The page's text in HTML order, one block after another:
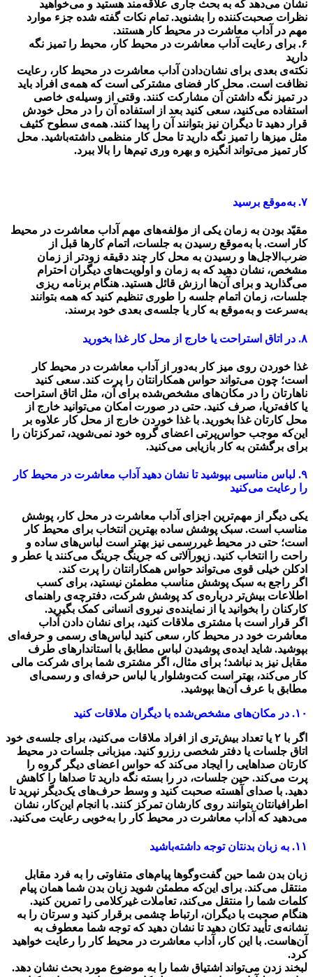
نشان می‌دهد که به بحث جاری علاقه‌مند هستید و می‌خواهید
نظرات صحبت‌کننده را بشنوید. تمام نکات گفته شده جزء موارد
مهم در آداب معاشرت در محیط کار هستند.
۶. برای رعایت آداب معاشرت در محیط کار، محیط را تمیز نگه
دارید
نکته‌ی بعدی برای نشان‌دادن آداب معاشرت در محیط کار، رعایت
نظافت است. محل کار فضای مشترکی است که همه‌ی افراد باید
در تمیز نگه ‌داشتن آن مشارکت کنند. وقتی از وسیله‌ی خاصی
استفاده می‌کنید، سعی کنید بعد از استفاده آن را در محل خودش
قرار دهید تا دیگران نیز بتوانند آن را پیدا کنند. همه‌ی سطوح کثیف
مثل میزها را تمیز نگه دارید تا محل کار منظمی داشته‌باشید. محل
کار تمیز می‌تواند انگیزه و بهره وری تیم‌ها را بالا ببرد.
۷. به‌موقع برسید
مقیّد ‌بودن به زمان یکی از مؤلفه‌های مهم آداب معاشرت در محیط
کار است. با به‌موقع ‌رسیدن به جلسات، اتمام کارها قبل از
ضرب‌الاجل‌ها و رسیدن به محل کار چند دقیقه زودتر از زمان
مشخص، نشان دهید که به زمان و اولویت‌های دیگران احترام
می‌گذارید و برای آن‌ها ارزش قائل هستید. هنگام برنامه ریزی
جلسات، زمان اتمام جلسه را طوری تنظیم کنید که همه بتوانند
به‌سرعت و به‌موقع به کار یا جلسه‌ی بعدی خود برسند.
۸. در اتاق استراحت یا خارج از محل کار غذا بخورید
غذا ‌خوردن روی میز کار به‌دور از آداب معاشرت در محیط کار
است؛ چون می‌تواند حواس همکارانتان را پرت کند. سعی کنید
ناهارتان را در مکان‌های مشخص‌شده برای آن، مثل اتاق استراحت
یا کافه‌تریا، صرف کنید. حتی در صورت امکان می‌توانید خارج از
محل کارتان غذا بخورید. با غذا‌ خوردن خارج از محل کار علاوه بر
این‌که موجب حواس‌پرتی اعضای گروه خود نمی‌شوید، تمرکزتان را
برای برگشتن به کار بازیابی می‌کنید.
۹. لباس مناسبی بپوشید تا نشان دهید آداب معاشرت در محیط کار
را رعایت می‌کنید
یکی دیگر از مهم‌ترین اجزای آداب معاشرت در محل کار، پوشش
مناسب است. سبک پوشش ساده بهترین انتخاب برای محیط کار
است؛ حتی در محیط غیر‌رسمی نیز بهتر است لباس‌های ساده و
راحت را انتخاب کنید. زیور‌آلاتی که جرینگ جرینگ می‌کنند یا عطر و
ادکلن خیلی قوی می‌تواند حواس همکارانتان را پرت کند.
اگر راجع به سبک پوشش مناسب مطمئن نیستید، برای کسب
اطلاعات بیش‌تر درباره‌ی کد پوشش شرکت، دفترچه‌ی راهنمای
کارکنان را بخوانید یا از نماینده‌ی نیروی انسانی کمک بگیرید.
اگر قرار است با مشتری ملاقات کنید، برای نشان دادن آداب
معاشرت خود در محیط کار، سعی کنید لباس‌های رسمی و حرفه‌ای
بپوشید. شاید ایده‌ی پوشیدن لباس مطابق با استاندارهای طرف
مقابل نیز بد نباشد؛ برای مثال، اگر مشتری شما برای شرکت مالی
کار می‌کند، بهتر است کت‌و‌شلوار یا لباس حرفه‌ای و رسمی‌ای
مطابق با عرف آن‌ها بپوشید.
۱۰. در مکان‌های مشخص‌شده با دیگران ملاقات کنید
اگر با ۲ یا تعداد بیش‌تری از افراد ملاقات می‌کنید، برای جلسه‌ی خود
اتاق جلسات یا دفتر شخصی رزرو کنید. میزبانی جلسات در محیط
کارتان صداهایی را ایجاد می‌کند که حواس اعضای دیگر گروه را
پرت می‌کند. حین جلسات، در را بسته نگه دارید تا صداها را کاهش
دهید. با صدای آهسته صحبت کنید و وسط حرف‌های یک‌دیگر نپرید تا
اطرافیانتان بتوانند روی کارشان تمرکز کنند. با انجام این‌کار، نشان
می‌دهید که آداب معاشرت در محیط کار را به‌‌خوبی رعایت می‌کنید.
۱۱. به زبان بدنتان توجه داشته‌باشید
زبان بدن شما حین گفت‌و‌گوها پیام‌های متفاوتی را به فرد مقابل
منتقل می‌کند. برای این‌که مطمئن شوید زبان بدن شما همان پیام
کلمات شما را منتقل می‌کند، تعاملات غیر‌کلامی را تمرین کنید.
هنگام صحبت با دیگران، ارتباط چشمی برقرار کنید و سرتان را به
نشانه‌ی تأیید تکان دهید تا نشان دهید که توجه شما معطوف به
آن‌هاست. با این کار، آداب معاشرت در محیط کار را رعایت خواهید
کرد.
لبخند‌ زدن می‌تواند اشتیاق شما را به موضوع مورد بحث نشان دهد.